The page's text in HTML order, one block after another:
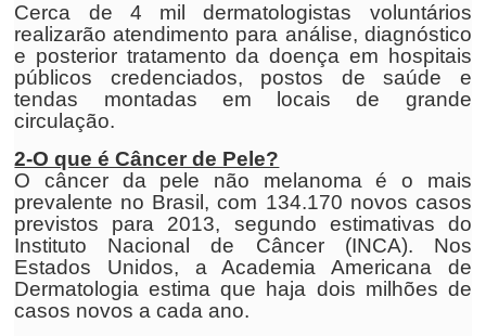
Cerca de 4 mil dermatologistas voluntários
realizarão atendimento para análise, diagnóstico
e posterior tratamento da doença em hospitais
públicos credenciados, postos de saúde e
tendas montadas em locais de grande
circulação.
2-O que é Câncer de Pele?
O câncer da pele não melanoma é o mais
prevalente no Brasil, com 134.170 novos casos
previstos para 2013, segundo estimativas do
Instituto Nacional de Câncer (INCA). Nos
Estados Unidos, a Academia Americana de
Dermatologia estima que haja dois milhões de
casos novos a cada ano.